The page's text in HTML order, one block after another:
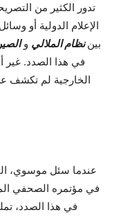
تدور الكثير من
بيننظام الملالي و
في هذا الصدد. غير
الخارجية لم تكشف
عندما سئل موسوي،
في هذا الصدد،